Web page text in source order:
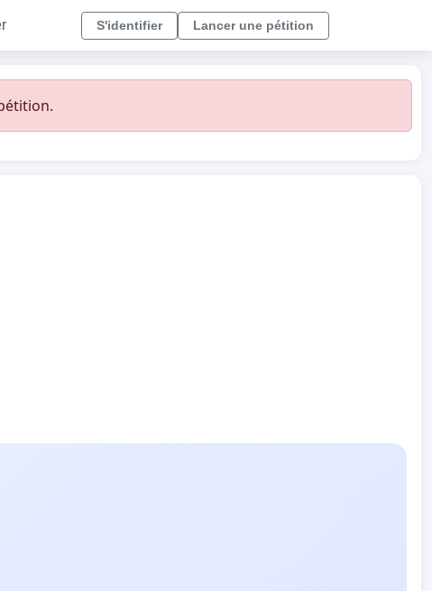
S'identifier Lancer une pétition